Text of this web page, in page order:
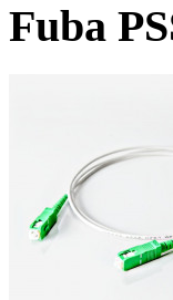
Fuba